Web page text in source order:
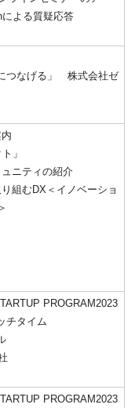
よる質疑応答
つなげる」 株式会社ゼ
」
ュニティの紹介
組むDX＜イノベーショ
PROGRAM2023
チタイム
PROGRAM2023